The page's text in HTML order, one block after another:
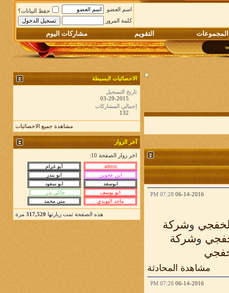
اسم العضو
حفظ البيانات؟
كلمة المرور
المجموعات التقويم مشاركات اليوم
06-14-2016
07:28 PM
وشركة
وشركة
مشاهدة المحادثة
06-14-2016
07:28 PM
الاحصائيات البسيطة
تاريخ التسجيل
03-29-2015
إجمالي المشاركات
132
مشاهدة جميع الاحصائيات
آخر الزوار
اخر زوار الصفحة 10:
هذه الصفحة تمت زيارتها 317,520 مرة